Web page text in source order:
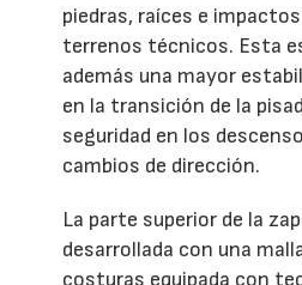
piedras, raíces e
terrenos técnicos. Esta
además una mayor
en la transición de la
seguridad en los
cambios de dirección.
La parte superior de la
desarrollada con una
costuras equipada con